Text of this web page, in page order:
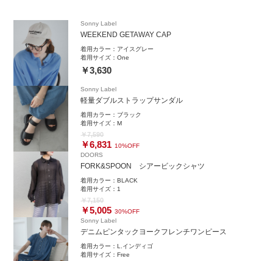
営業時間：10:30〜21:00
ーーーーーーーーーーーーーーーーーーー
商品についてのお問い合わせやコーディネートのご相談など、お気軽にLIN
Eでご連絡ください。
『@845nacxx』で検索すると
LINEのお友達追加が可能です。
Sonny Label
WEEKEND GETAWAY CAP
着用カラー： アイスグレー
着用サイズ：One
￥3,630
Sonny Label
軽量ダブルストラップサンダル
着用カラー： ブラック
着用サイズ：M
￥7,590
￥6,831 10%OFF
DOORS
FORK&SPOON シアービックシャツ
着用カラー：BLACK
着用サイズ： 1
￥7,150
￥5,005 30%OFF
Sonny Label
デニムピンタックヨークフレンチワンピース
着用カラー：L.インディゴ
着用サイズ：Free